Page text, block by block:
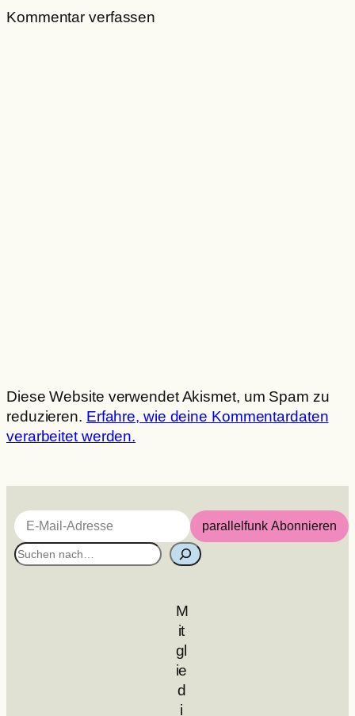
Kommentar verfassen
Diese Website verwendet Akismet, um Spam zu
reduzieren. Erfahre, wie deine Kommentardaten
verarbeitet werden.
E-Mail-Adresse
parallelfunk Abonnieren
S
M
it
gl
ie
d
i